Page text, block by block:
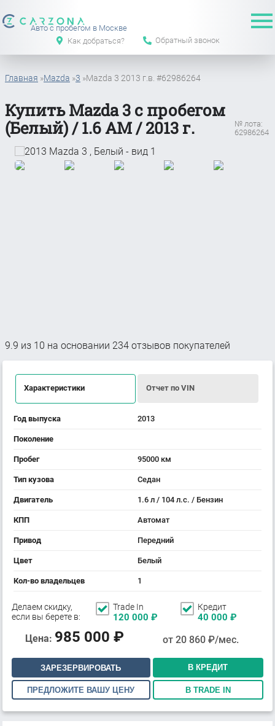
Авто с пробегом в Москве
Как добраться?
Обратный звонок
Главная »Mazda »3 »Mazda 3 2013 г.в. #62986264
Купить Mazda 3 с пробегом
(Белый) / 1.6 АМ / 2013 г.
№ лота:
62986264
9.9 из 10 на основании 234 отзывов покупателей
Характеристики Отчет по VIN
Год выпуска 2013
Поколение
Пробег 95000 км
Тип кузова Седан
Двигатель 1.6 л / 104 л.с. / Бензин
КПП Автомат
Привод Передний
Цвет Белый
Кол-во владельцев 1
Делаем скидку,
если вы берете в:
Trade In
120 000 ₽
Кредит
40 000 ₽
Цена: 985 000 ₽ от 20 860₽/мес.
ЗАРЕЗЕРВИРОВАТЬ В КРЕДИТ
ПРЕДЛОЖИТЕ ВАШУ ЦЕНУ В TRADE IN